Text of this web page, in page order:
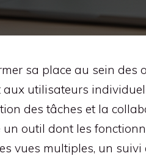
sa place au sein
utilisateurs
des tâches et la
outil dont les
vues multiples, un